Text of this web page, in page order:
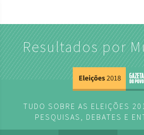
Resultados por
TUDO SOBRE AS ELEIÇÕES
PESQUISAS, DEBATES E